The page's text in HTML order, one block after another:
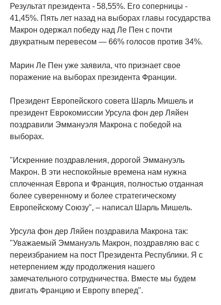
Результат президента - 58,55%. Его соперницы -
41,45%. Пять лет назад на выборах главы государства
Макрон одержал победу над Ле Пен с почти
двукратным перевесом — 66% голосов против 34%.
Марин Ле Пен уже заявила, что признает свое
поражение на выборах президента Франции.
Президент Европейского совета Шарль Мишель и
президент Еврокомиссии Урсула фон дер Ляйен
поздравили Эммануэля Макрона с победой на
выборах.
"Искренние поздравления, дорогой Эммануэль
Макрон. В эти неспокойные времена нам нужна
сплоченная Европа и Франция, полностью отданная
более суверенному и более стратегическому
Европейскому Союзу", – написал Шарль Мишель.
Урсула фон дер Ляйен поздравила Макрона так:
"Уважаемый Эммануэль Макрон, поздравляю вас с
переизбранием на пост Президента Республики. Я с
нетерпением жду продолжения нашего
замечательного сотрудничества. Вместе мы будем
двигать Францию и Европу вперед".